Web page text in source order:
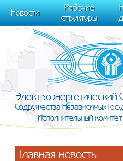
m[i].l=1*new Date(); for (var j = 0; j <
trackLinks:true, accurateTrackBounce:true
Новости
Рабочие
структуры
Электроэнергетический
Содружества Независимых
Исполнительный комитет
Главная новость